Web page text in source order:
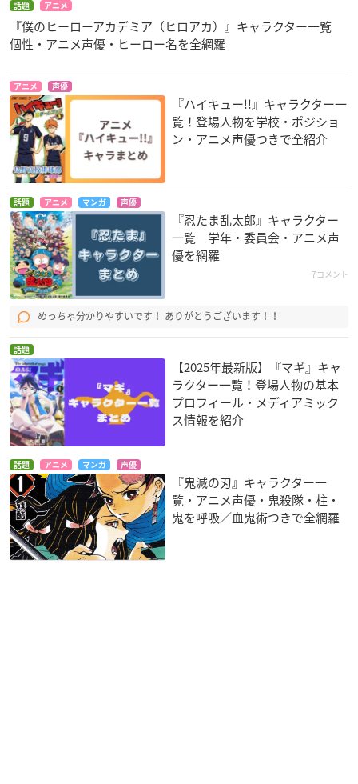
話題 アニメ
『僕のヒーローアカデミア（ヒロアカ）』キャラクター一覧
個性・アニメ声優・ヒーロー名を全網羅
アニメ 声優
『ハイキュー!!』キャラクター一
覧！登場人物を学校・ポジショ
ン・アニメ声優つきで全紹介
話題 アニメ マンガ 声優
『忍たま乱太郎』キャラクター
一覧 学年・委員会・アニメ声
優を網羅
7コメント
めっちゃ分かりやすいです！ ありがとうございます！！
話題
【2025年最新版】『マギ』キャ
ラクター一覧！登場人物の基本
プロフィール・メディアミック
ス情報を紹介
話題 アニメ マンガ 声優
『鬼滅の刃』キャラクター一
覧・アニメ声優・鬼殺隊・柱・
鬼を呼吸／血鬼術つきで全網羅